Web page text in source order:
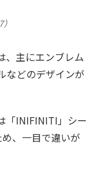
、主にエンブレム
などのデザインが
「INIFINITI」シー
、一目で違いが